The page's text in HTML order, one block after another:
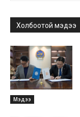
Холбоотой мэдээ
Мэдээ